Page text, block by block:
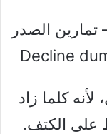
تمارين الصدر
كلما زاد
على الكتف.